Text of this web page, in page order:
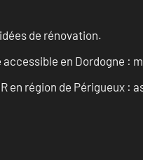
de rénovation.
en Dordogne :
en région de Périgueux :